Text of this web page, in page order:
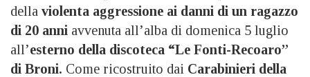
della violenta aggressione ai danni di un ragazzo
di 20 anni avvenuta all’alba di domenica 5 luglio
all’esterno della discoteca “Le Fonti-Recoaro”
di Broni. Come ricostruito dai Carabinieri della